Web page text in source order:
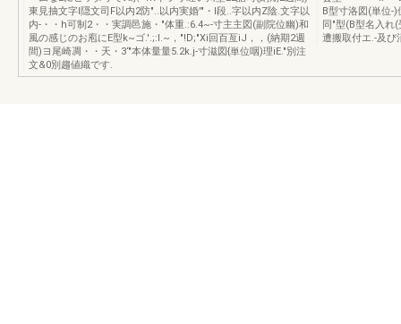
東見抽文字l隠文司F以内2防"..以内実婚'"・l段..字以内Z陰.文字以
内-・・h可制2・・実調邑施・"体重.:6.4~-寸主主図(副院位幽)和
風の感じのお庖にE型k~ゴ.'.;:l.~，"!D;"Xi回百亙iJ，，(納期2週
間)ヨ尾崎凋・・天・3‘"本体量量5.2k.j-寸滋図{単位咽)理iE."別注
文&0別趨値織です.
B型寸洛図(単位-
同"型(B型名入れ
遭搬取付エ.-及び